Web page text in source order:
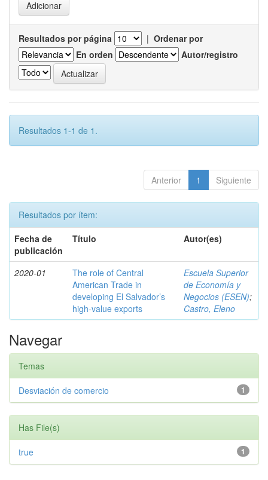
Resultados por página | Ordenar por
En orden
Autor/registro
Resultados 1-1 de 1.
Anterior 1 Siguiente
Resultados por ítem:
Fecha de
publicación
Título Autor(es)
2020-01
The role of Central
American Trade in
developing El Salvador’s
high-value exports
Escuela Superior
de Economía y
Negocios (ESEN);
Castro, Eleno
Navegar
Temas
1
Desviación de comercio
Has File(s)
1
true